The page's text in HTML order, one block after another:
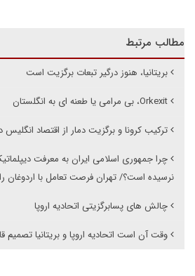
مطالب مرتبط
بریتانیا، هنوز درگیر تبعات برگزیت است
Orkexit، بی مرامی یا طعنه ای به انگلستان
ترکیب کرونا و برگزیت دمار از اقتصاد
چرا جمهوری اسلامی ایران به معرفت
نرسیده است؟/ تهران فرصت تعامل با اردوغان
چالش های پسابرگزیتی اتحادیه اروپا
وقت آن است اتحادیه اروپا و بریتانیا تصمیم